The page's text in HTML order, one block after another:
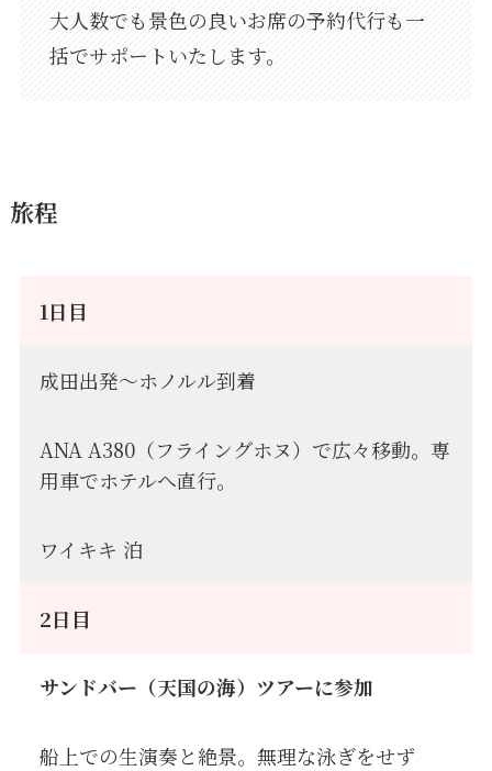
大人数でも景色の良いお席の予約代行も一
括でサポートいたします。
旅程
1日目
成田出発〜ホノルル到着
ANA A380（フライングホヌ）で広々移動。専
用車でホテルへ直行。
ワイキキ 泊
2日目
サンドバー（天国の海）ツアーに参加
船上での生演奏と絶景。無理な泳ぎをせず